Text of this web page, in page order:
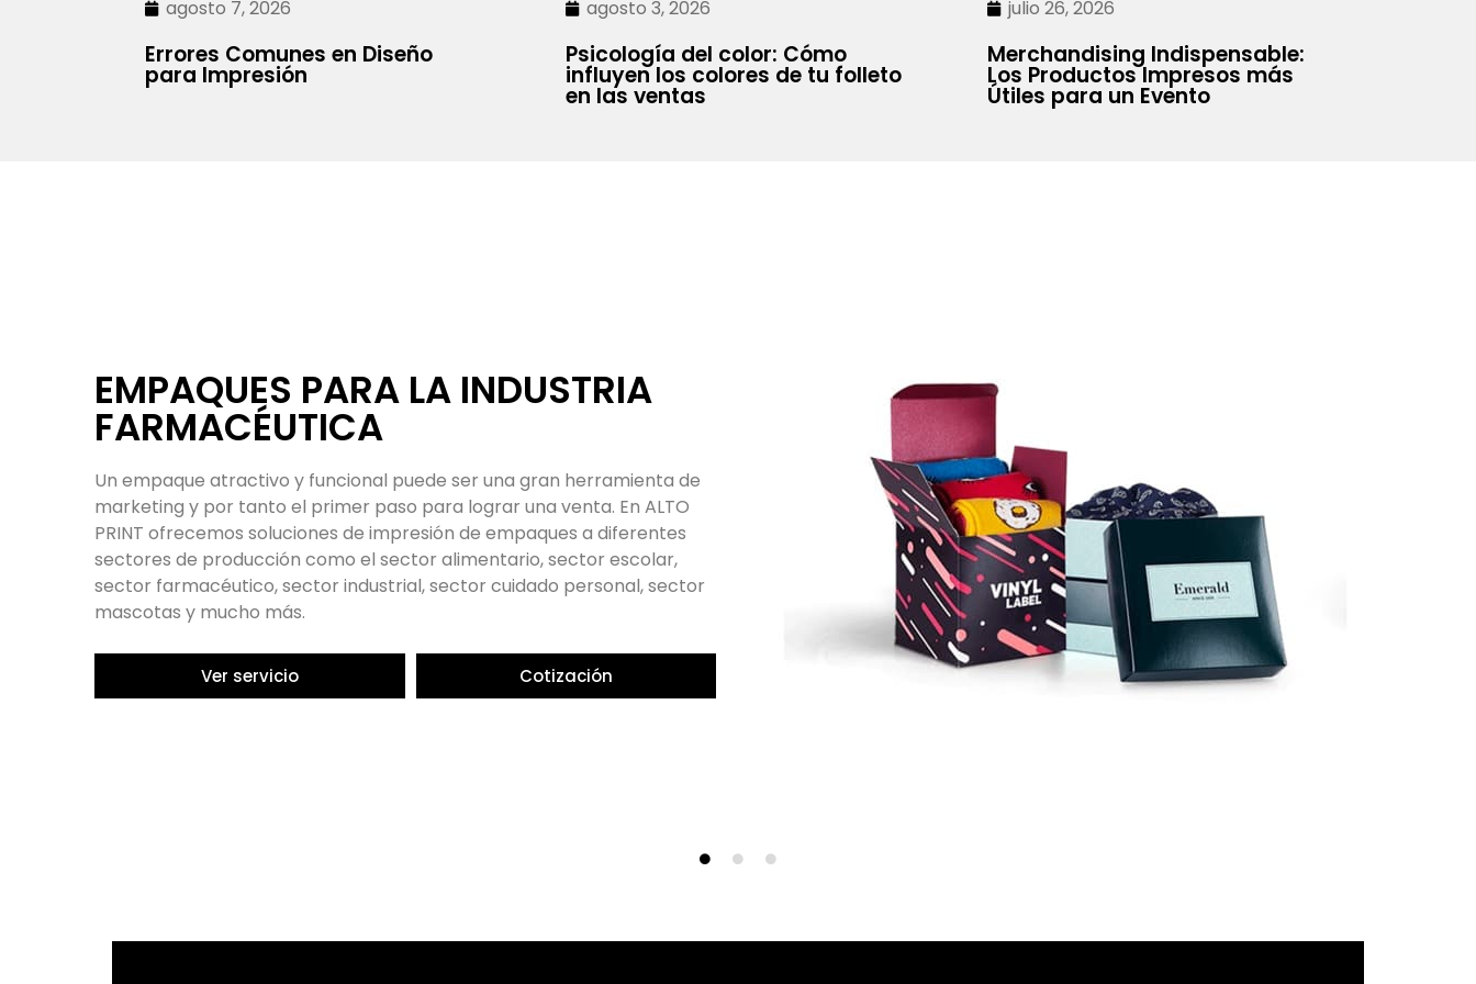
agosto 7, 2026
Errores Comunes en Diseño
para Impresión
agosto 3, 2026
Psicología del color: Cómo
influyen los colores de tu folleto
en las ventas
julio 26, 2026
Merchandising Indispensable:
Los Productos Impresos más
Útiles para un Evento
IMPRESIÓN DE LIBROS
¿Necesitas imprimir tu libro? ¡No busques más! En ALTO PRINT ofrecemos
una variedad de servicios de impresión de alta calidad, incluyendo la
impresión de libros con diferentes tipos de papel, encuadernaciones,
formatos y acabados, lo que te permite personalizar tu libro según tus
necesidades. Además, utilizamos tecnología de impresión de última
generación y materiales de la mejor calidad, lo que garantiza una
impresión con colores vivos y detalles nítidos.
Ver servicio Cotización